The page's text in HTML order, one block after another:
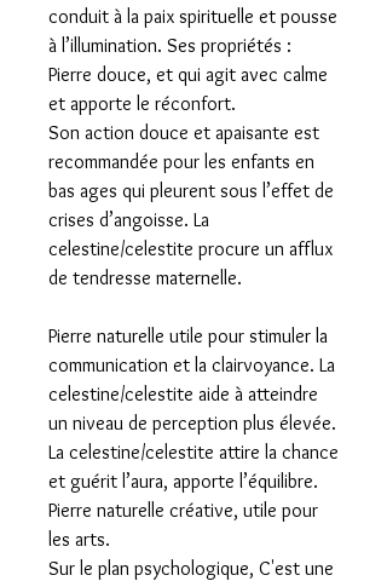
conduit à la paix spirituelle et pousse
à l’illumination. Ses propriétés :
Pierre douce, et qui agit avec calme
et apporte le réconfort.
Son action douce et apaisante est
recommandée pour les enfants en
bas ages qui pleurent sous l’effet de
crises d’angoisse. La
celestine/celestite procure un afflux
de tendresse maternelle.
Pierre naturelle utile pour stimuler la
communication et la clairvoyance. La
celestine/celestite aide à atteindre
un niveau de perception plus élevée.
La celestine/celestite attire la chance
et guérit l’aura, apporte l’équilibre.
Pierre naturelle créative, utile pour
les arts.
Sur le plan psychologique, C'est une